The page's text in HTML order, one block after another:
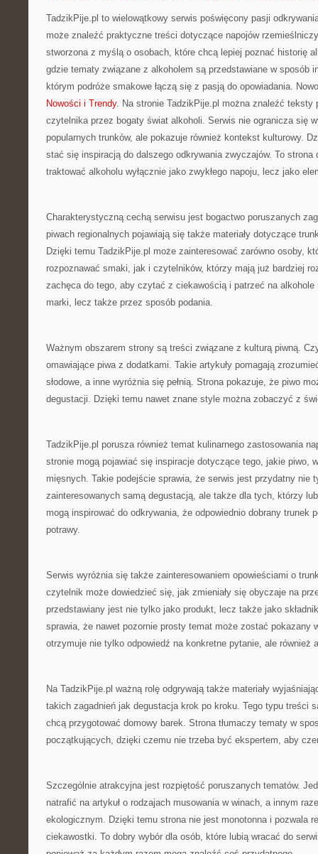
TadzikPije.pl to wielowątkowy serwis poświęcony pasji
może znaleźć praktyczne treści dotyczące napojów
stworzona z myślą o osobach, które chcą lepiej poznać historię
gdzie tematy związane z alkoholem są przedstawiane w sposób
którym podróże smakowe łączą się z pasją do opowiadania.
Nowości i Trendy. Na stronie TadzikPije.pl można znaleźć teksty
czytelnika przez bogaty świat alkoholi. Serwis nie ogranicza się
popularnych trunków, ale pokazuje również kontekst kulturowy.
stać się inspiracją do dalszego odkrywania zwyczajów. To
traktować alkoholu wyłącznie jako zwykłego napoju, lecz jako
Charakterystyczną cechą serwisu jest bogactwo poruszanych
piwach regionalnych pojawiają się także materiały dotyczące
Dzięki temu TadzikPije.pl może zainteresować zarówno osoby,
rozpoznawać smaki, jak i czytelników, którzy mają już bardziej
zachęca do tego, aby czytać z ciekawością i patrzeć na
marki, lecz także przez sposób podania.
Ważnym obszarem strony są treści związane z kulturą piwną.
omawiające piwa z dodatkami. Takie artykuły pomagają
słodowe, a inne wyróżnia się pełnią. Strona pokazuje, że piwo
degustacji. Dzięki temu nawet znane style można zobaczyć z
TadzikPije.pl porusza również temat kulinarnego zastosowania
stronie mogą pojawiać się inspiracje dotyczące tego, jakie piwo,
mięsnych. Takie podejście sprawia, że serwis jest przydatny nie
zainteresowanych samą degustacją, ale także dla tych, którzy
mogą inspirować do odkrywania, że odpowiednio dobrany trunek
potrawy.
Serwis wyróżnia się także zainteresowaniem opowieściami o
czytelnik może dowiedzieć się, jak zmieniały się obyczaje na
przedstawiany jest nie tylko jako produkt, lecz także jako
sprawia, że nawet pozornie prosty temat może zostać pokazany
otrzymuje nie tylko odpowiedź na konkretne pytanie, ale również
Na TadzikPije.pl ważną rolę odgrywają także materiały
takich zagadnień jak degustacja krok po kroku. Tego typu treści
chcą przygotować domowy barek. Strona tłumaczy tematy w
początkujących, dzięki czemu nie trzeba być ekspertem, aby
Szczególnie atrakcyjna jest rozpiętość poruszanych tematów.
natrafić na artykuł o rodzajach musowania w winach, a innym
ekologicznym. Dzięki temu strona nie jest monotonna i pozwala
ciekawostki. To dobry wybór dla osób, które lubią wracać do